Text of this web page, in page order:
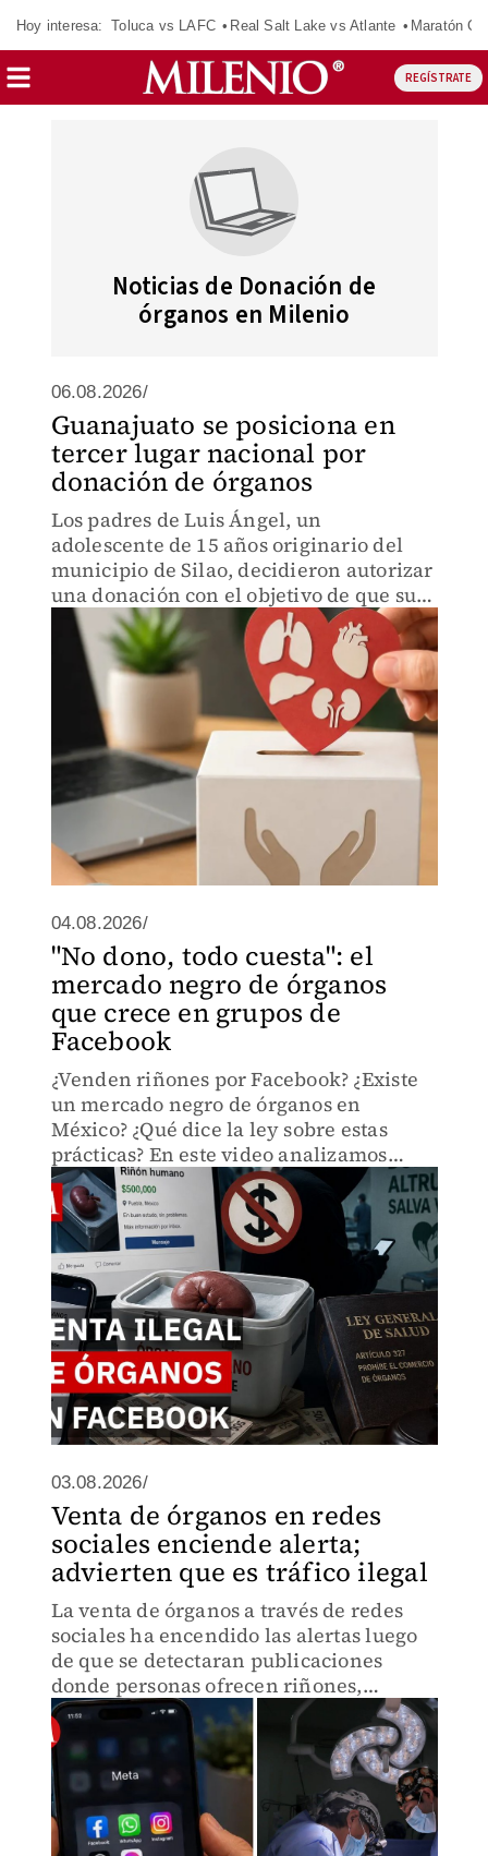
Hoy interesa: Toluca vs LAFC Real Salt Lake vs Atlante Maratón
REGÍSTRATE
Noticias de Donación de
órganos en Milenio
06.08.2026/
Guanajuato se posiciona en
tercer lugar nacional por
donación de órganos
Los padres de Luis Ángel, un
adolescente de 15 años originario del
municipio de Silao, decidieron autorizar
una donación con el objetivo de que su
hijo ayudara a cambiar el destino de
cinco pacientes.
04.08.2026/
"No dono, todo cuesta": el
mercado negro de órganos
que crece en grupos de
Facebook
¿Venden riñones por Facebook? ¿Existe
un mercado negro de órganos en
México? ¿Qué dice la ley sobre estas
prácticas? En este video analizamos
cómo han aumentado las publicaciones
donde usuarios ofrecen órganos a
cambio de dinero.
03.08.2026/
Venta de órganos en redes
sociales enciende alerta;
advierten que es tráfico ilegal
La venta de órganos a través de redes
sociales ha encendido las alertas luego
de que se detectaran publicaciones
donde personas ofrecen riñones,
hígados y córneas a cambio de dinero.